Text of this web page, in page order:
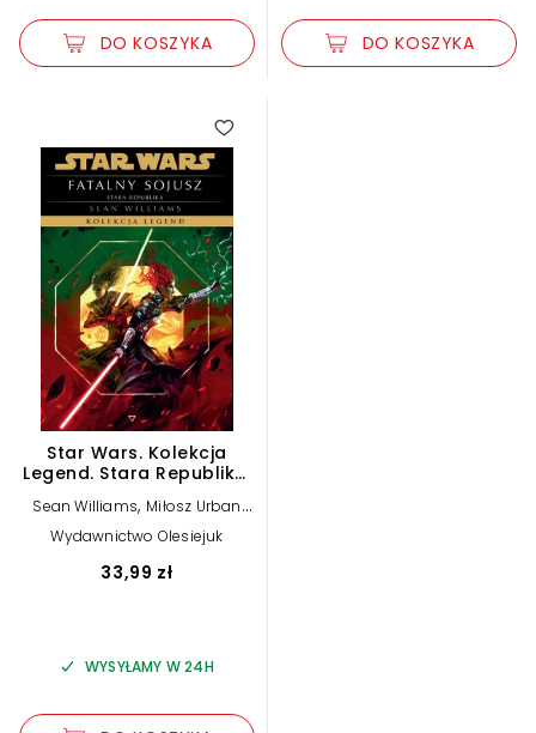
DO KOSZYKA DO KOSZYKA
5.00
Star Wars. Kolekcja
Legend. Stara Republika.
Sean Williams, Miłosz Urban
(tłum.) , Jerzy Śmiałek (tłum.)
Ewa Skórska (tłum.)
Wydawnictwo Olesiejuk
33,99 zł
WYSYŁAMY W 24H